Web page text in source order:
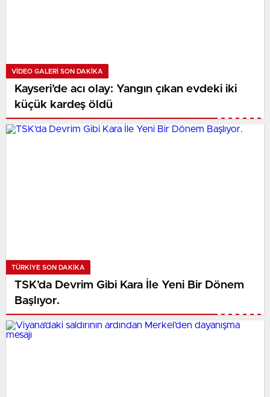
VIDEO GALERI SON DAKİKA
Kayseri’de acı olay: Yangın çıkan evdeki iki
küçük kardeş öldü
TÜRKIYE SON DAKİKA
TSK’da Devrim Gibi Kara İle Yeni Bir Dönem
Başlıyor.